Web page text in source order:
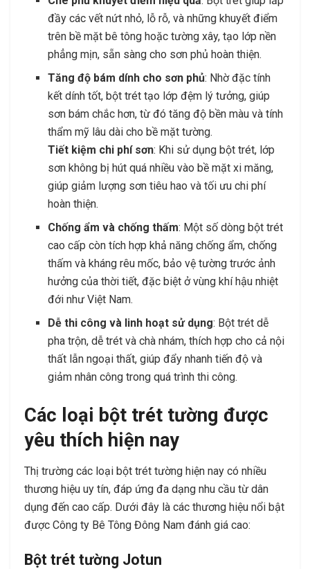
đầy các vết nứt nhỏ, lỗ rỗ, và những khuyết điểm
trên bề mặt bê tông hoặc tường xây, tạo lớp nền
phẳng mịn, sẵn sàng cho sơn phủ hoàn thiện.
Tăng độ bám dính cho sơn phủ: Nhờ đặc tính
kết dính tốt, bột trét tạo lớp đệm lý tưởng, giúp
sơn bám chắc hơn, từ đó tăng độ bền màu và tính
thẩm mỹ lâu dài cho bề mặt tường.
Tiết kiệm chi phí sơn: Khi sử dụng bột trét, lớp
sơn không bị hút quá nhiều vào bề mặt xi măng,
giúp giảm lượng sơn tiêu hao và tối ưu chi phí
hoàn thiện.
Chống ẩm và chống thấm: Một số dòng bột trét
cao cấp còn tích hợp khả năng chống ẩm, chống
thấm và kháng rêu mốc, bảo vệ tường trước ảnh
hưởng của thời tiết, đặc biệt ở vùng khí hậu nhiệt
đới như Việt Nam.
Dễ thi công và linh hoạt sử dụng: Bột trét dễ
pha trộn, dễ trét và chà nhám, thích hợp cho cả nội
thất lẫn ngoại thất, giúp đẩy nhanh tiến độ và
giảm nhân công trong quá trình thi công.
Các loại bột trét tường được
yêu thích hiện nay
Thị trường các loại bột trét tường hiện nay có nhiều
thương hiệu uy tín, đáp ứng đa dạng nhu cầu từ dân
dụng đến cao cấp. Dưới đây là các thương hiệu nổi bật
được Công ty Bê Tông Đông Nam đánh giá cao:
Bột trét tường Jotun